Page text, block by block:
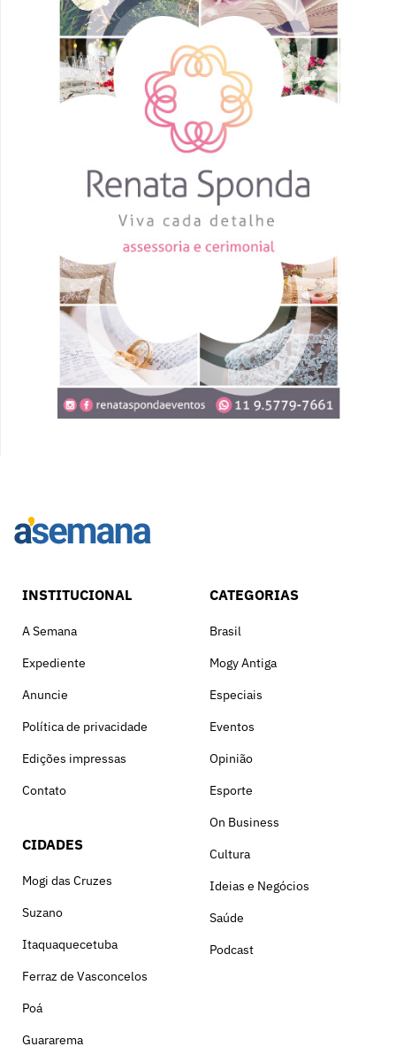
INSTITUCIONAL
A Semana
Expediente
Anuncie
Política de privacidade
Edições impressas
Contato
CIDADES
Mogi das Cruzes
Suzano
Itaquaquecetuba
Ferraz de Vasconcelos
Poá
Guararema
CATEGORIAS
Brasil
Mogy Antiga
Especiais
Eventos
Opinião
Esporte
On Business
Cultura
Ideias e Negócios
Saúde
Podcast